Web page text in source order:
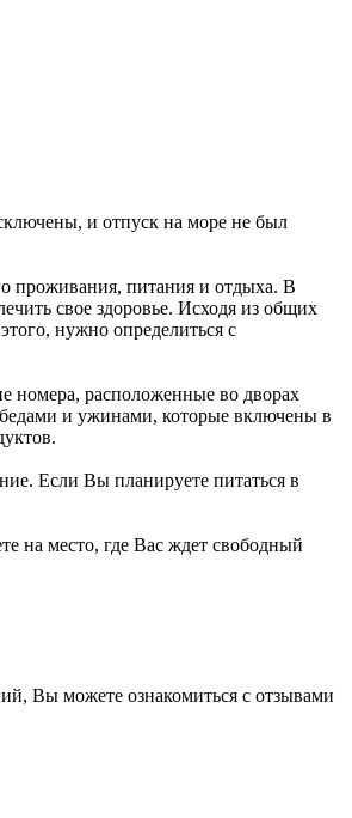
и отпуск на море не был
проживания, питания и отдыха. В
свое здоровье. Исходя из общих
нужно определиться с
номера, расположенные во дворах
и ужинами, которые включены в
Если Вы планируете питаться в
на место, где Вас ждет свободный
Вы можете ознакомиться с отзывами